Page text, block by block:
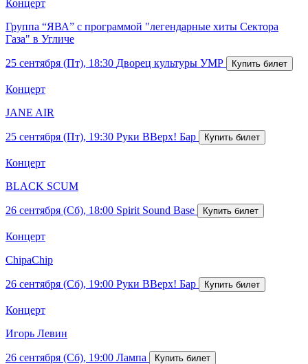
Концерт
Группа “ЯВА” с программой "легендарные хиты Сектора
Газа" в Угличе
25 сентября (Пт), 18:30 Дворец культуры УМР
Концерт
JANE AIR
25 сентября (Пт), 19:30 Руки ВВерх! Бар
Концерт
BLACK SCUM
26 сентября (Сб), 18:00 Spirit Sound Base
Концерт
ChipaChip
26 сентября (Сб), 19:00 Руки ВВерх! Бар
Концерт
Игорь Левин
26 сентября (Сб), 19:00 Лампа